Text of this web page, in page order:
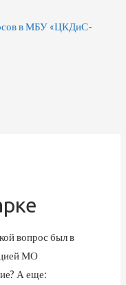
в МБУ «ЦКДиС-
вопрос был в
МО
А еще: